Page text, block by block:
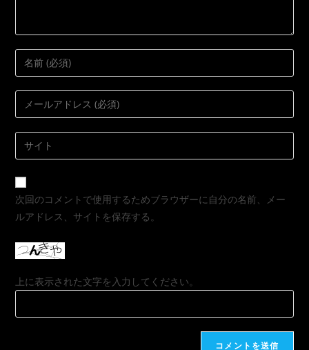
次回のコメントで使用するためブラウザーに自分の名前、メー
ルアドレス、サイトを保存する。
上に表示された文字を入力してください。